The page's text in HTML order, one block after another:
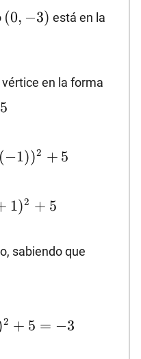
(0,-3)
(0, −3) está en la
en la forma
5
(−1))2 + 5
1)2 + 5
sabiendo que
3
2 + 5 = −3